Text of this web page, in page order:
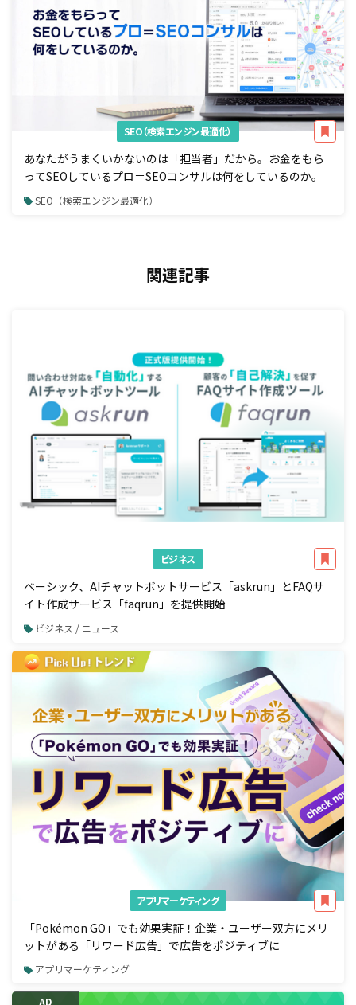
SEO（検索エンジン最適化）
あなたがうまくいかないのは「担当者」だから。お金をもら
ってSEOしているプロ＝SEOコンサルは何をしているのか。
SEO（検索エンジン最適化）
関連記事
ビジネス
ベーシック、AIチャットボットサービス「askrun」とFAQサ
イト作成サービス「faqrun」を提供開始
ビジネス / ニュース
アプリマーケティング
「Pokémon GO」でも効果実証！企業・ユーザー双方にメリ
ットがある「リワード広告」で広告をポジティブに
アプリマーケティング
AD